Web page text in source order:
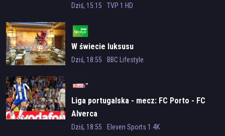
Wieliczka
Dziś, 15:15 TVP 1 HD
W świecie luksusu
Dziś, 18:55 BBC Lifestyle
Liga portugalska - mecz: FC Porto - FC
Alverca
Dziś, 18:55 Eleven Sports 1 4K